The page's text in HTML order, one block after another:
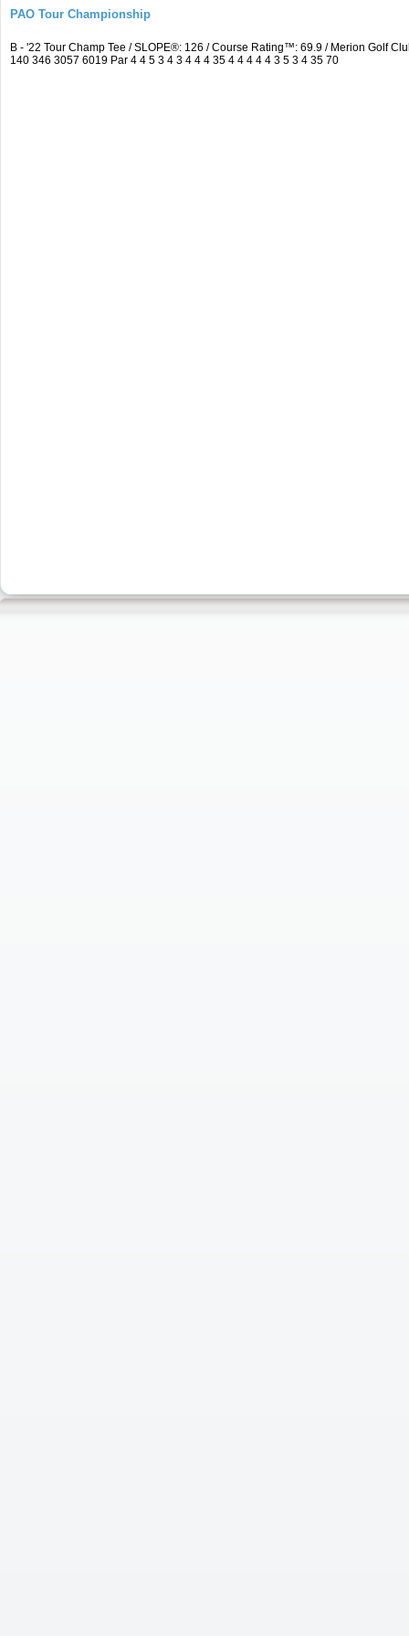
PAO Tour Championship
B - '22 Tour Champ Tee / SLOPE®: 126 / Course Rating™: 69.9 / Merion Golf
140 346 3057 6019 Par 4 4 5 3 4 3 4 4 4 35 4 4 4 4 4 3 5 3 4 35 70